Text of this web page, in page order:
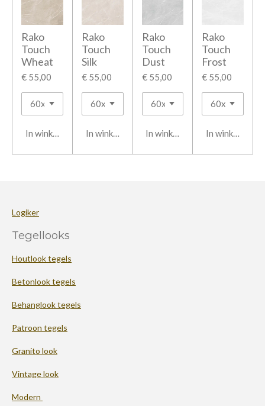
Rako
Touch
Wheat
€ 55,00
In winkelwagen
Rako
Touch
Silk
€ 55,00
In winkelwagen
Rako
Touch
Dust
€ 55,00
In winkelwagen
Rako
Touch
Frost
€ 55,00
In
Logiker
Tegellooks
Houtlook tegels
Betonlook tegels
Behanglook tegels
Patroon tegels
Granito look
Vintage look
Modern